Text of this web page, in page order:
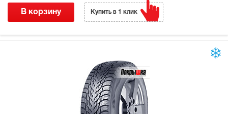
В корзину Купить в 1 клик